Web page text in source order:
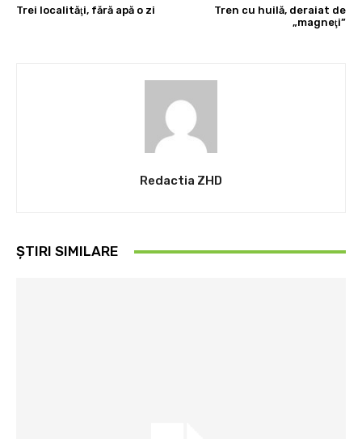
Trei localităţi, fără apă o zi
Tren cu huilă, deraiat de
„magneţi”
Redactia ZHD
ȘTIRI SIMILARE